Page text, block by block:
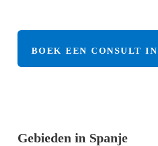
BOEK EEN CONSULT IN
Gebieden in Spanje